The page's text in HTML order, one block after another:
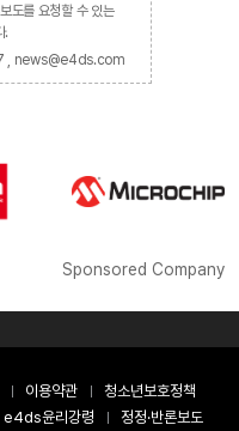
도를 요청할 수 있는
.
, news@e4ds.com
Sponsored Company
이용약관
청소년보호정책
e4ds윤리강령
정정·반론보도